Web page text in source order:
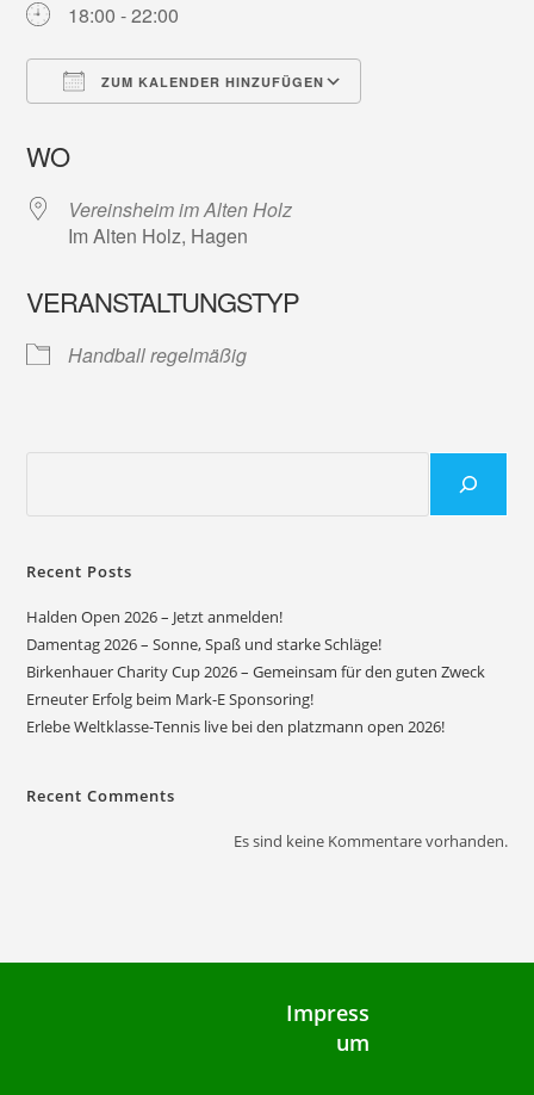
18:00 - 22:00
ZUM KALENDER HINZUFÜGEN
WO
Vereinsheim im Alten Holz
Im Alten Holz, Hagen
VERANSTALTUNGSTYP
Handball regelmäßig
Recent Posts
Halden Open 2026 – Jetzt anmelden!
Damentag 2026 – Sonne, Spaß und starke Schläge!
Birkenhauer Charity Cup 2026 – Gemeinsam für den guten Zweck
Erneuter Erfolg beim Mark-E Sponsoring!
Erlebe Weltklasse-Tennis live bei den platzmann open 2026!
Recent Comments
Es sind keine Kommentare vorhanden.
Impress
um